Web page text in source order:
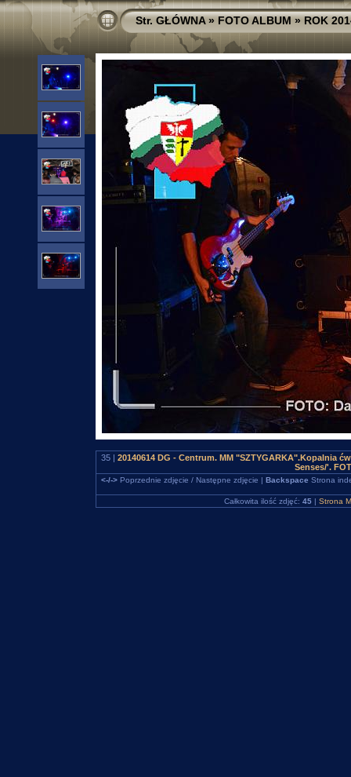
Str. GŁÓWNA»FOTO ALBUM»ROK
35 | 20140614 DG - Centrum. MM "SZTYGARKA".Kopalnia
Senses/'.
<-/->Poprzednie zdjęcie / Następne zdjęcie | Backspace Strona
Całkowita ilość zdjęć: 45 | Strona